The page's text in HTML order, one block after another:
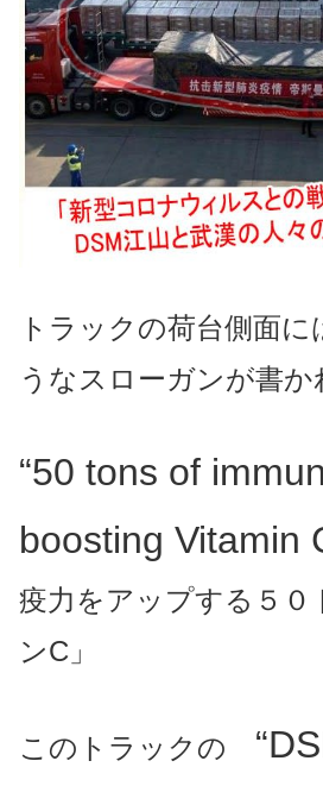
トラックの荷台側面に
うなスローガンが書か
“50 tons of
boosting Vitamin
疫力をアップする５０
ンC」
このトラックの